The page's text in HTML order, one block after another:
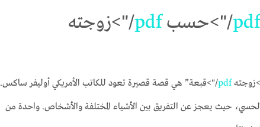
pdf/">حسبpdf/">زوجته
pdf/">قبعة” هي قصة قصيرة تعود للكاتب الأمريكي أوليفر ساكس.
حيث يعجز عن التفريق بين الأشياء المختلفة والأشخاص. واحدة من